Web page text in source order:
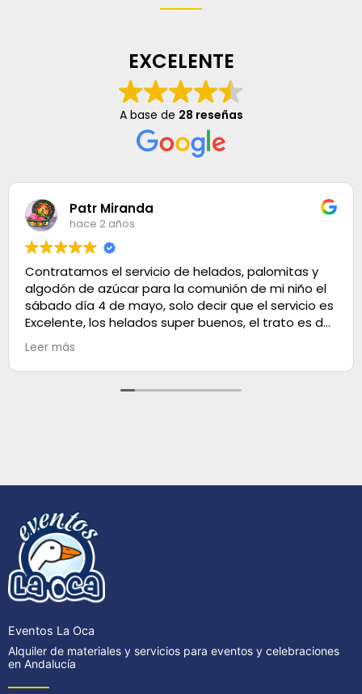
EXCELENTE
A base de 28 reseñas
Patr Miranda
hace 2 años
Contratamos el servicio de helados, palomitas y
algodón de azúcar para la comunión de mi niño el
sábado día 4 de mayo, solo decir que el servicio es
Excelente, los helados super buenos, el trato es de
100. Muchas gracias
Leer más
Eventos La Oca
Alquiler de materiales y servicios para eventos y celebraciones
en Andalucía